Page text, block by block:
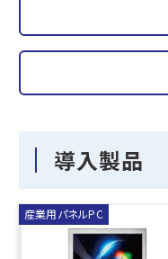
導入製品
産業用パネルPC